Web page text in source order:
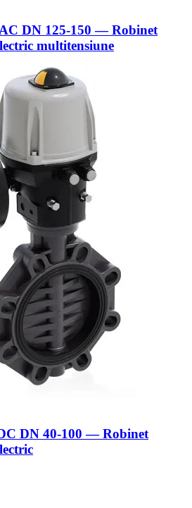
DN 125-150 — Robinet
multitensiune
DN 40-100 — Robinet